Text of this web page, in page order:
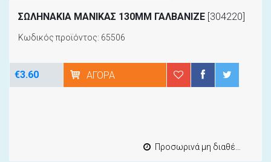
ΣΩΛΗΝΑΚΙΑ ΜΑΝΙΚΑΣ 130MM ΓΑΛΒΑΝΙΖΕ [304220]
Κωδικός προϊόντος: 65506
€3.60 ΑΓΟΡΆ
Προσωρινά μη διαθέσιμο